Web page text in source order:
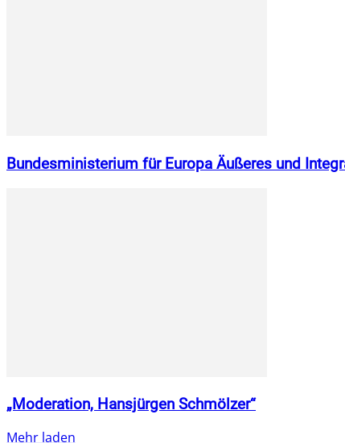
Bundesministerium für Europa Äußeres und
„Moderation, Hansjürgen Schmölzer“
Mehr laden